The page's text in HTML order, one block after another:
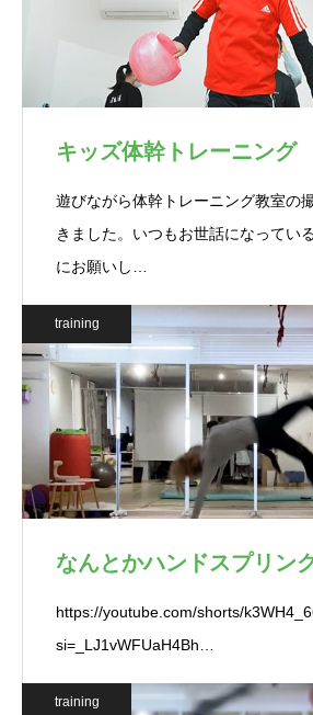
キッズ体幹トレーニング
遊びながら体幹トレーニング教室の
きました。いつもお世話になってい
にお願いし…
training
なんとかハンドスプリン
https://youtube.com/shorts/
si=_LJ1vWFUaH4Bh…
training